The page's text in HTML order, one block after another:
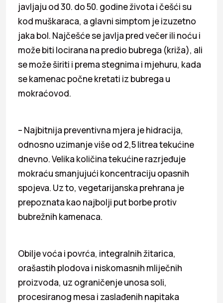
javljaju od 30. do 50. godine života i češći su
kod muškaraca, a glavni simptom je izuzetno
jaka bol. Najčešće se javlja pred večer ili noću i
može biti locirana na predio bubrega (križa), ali
se može širiti i prema stegnima i mjehuru, kada
se kamenac počne kretati iz bubrega u
mokraćovod.
– Najbitnija preventivna mjera je hidracija,
odnosno uzimanje više od 2,5 litrea tekućine
dnevno. Velika količina tekućine razrjeđuje
mokraću smanjujući koncentraciju opasnih
spojeva. Uz to, vegetarijanska prehrana je
prepoznata kao najbolji put borbe protiv
bubrežnih kamenaca.
Obilje voća i povrća, integralnih žitarica,
orašastih plodova i niskomasnih mliječnih
proizvoda, uz ograničenje unosa soli,
procesiranog mesa i zaslađenih napitaka